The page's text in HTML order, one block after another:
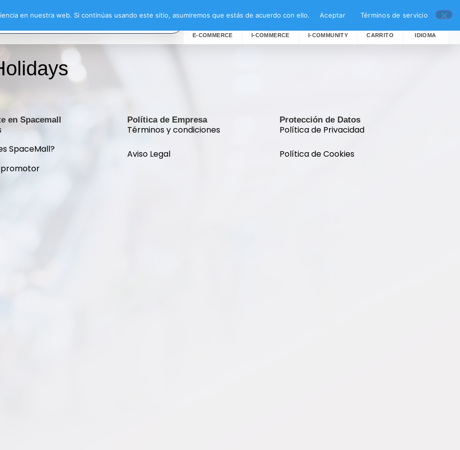
E-COMMERCE I-COMMERCE I-COMMUNITY CARRITO IDIOMA
en Spacemall
SpaceMall?
promotor
Política de Empresa
Términos y condiciones
Aviso Legal
Protección de Datos
Política de Privacidad
Política de Cookies
en nuestra web. Si continúas usando este sitio, asumiremos que estás de acuerdo con ello. Aceptar Términos de servicio